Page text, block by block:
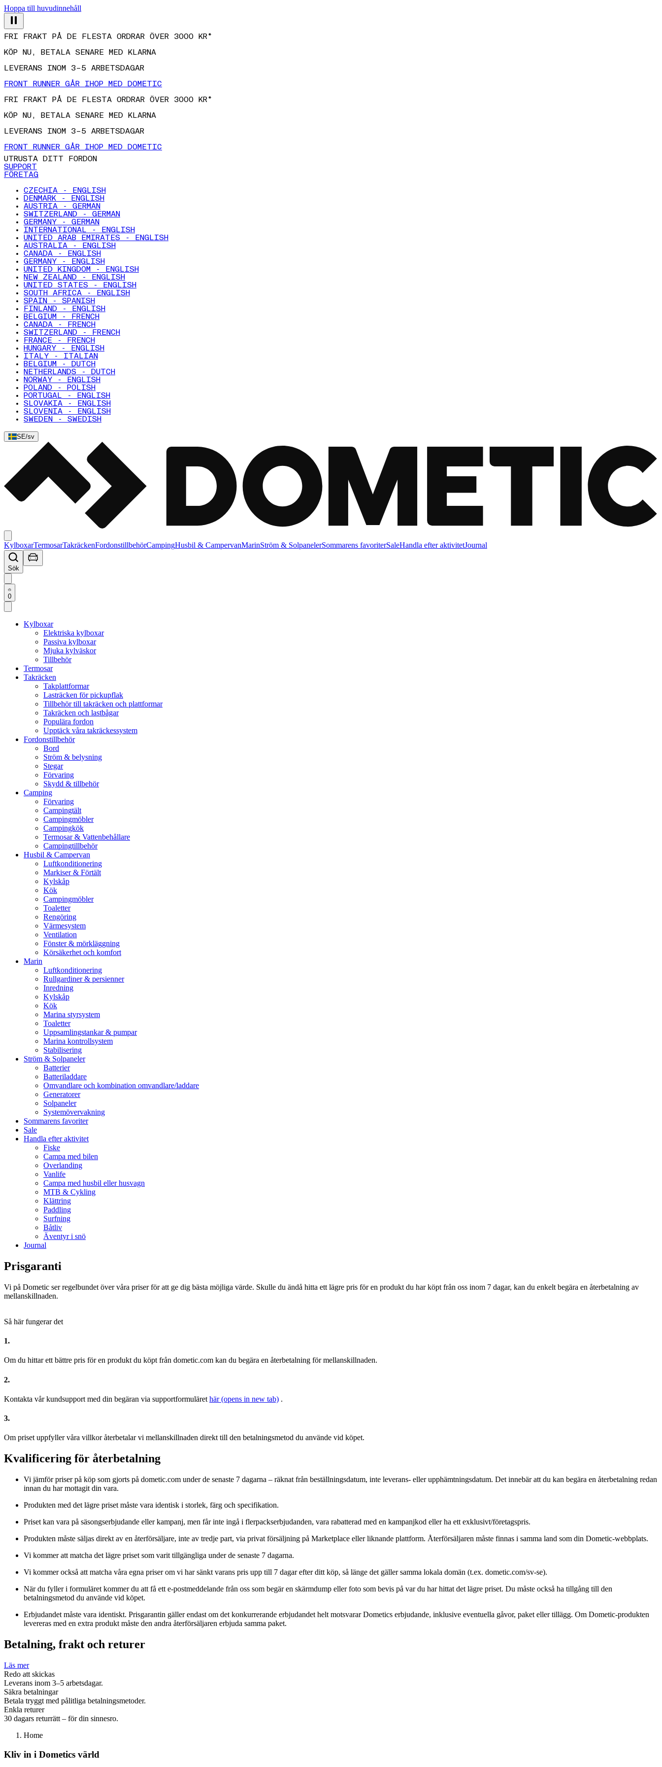
Hoppa till huvudinnehåll
FRI FRAKT PÅ DE FLESTA ORDRAR ÖVER 3000 KR*
KÖP NU, BETALA SENARE MED KLARNA
LEVERANS INOM 3–5 ARBETSDAGAR
FRONT RUNNER GÅR IHOP MED DOMETIC
FRI FRAKT PÅ DE FLESTA ORDRAR ÖVER 3000 KR*
KÖP NU, BETALA SENARE MED KLARNA
LEVERANS INOM 3–5 ARBETSDAGAR
FRONT RUNNER GÅR IHOP MED DOMETIC
UTRUSTA DITT FORDON
SUPPORT
FÖRETAG
CZECHIA - ENGLISH
DENMARK - ENGLISH
AUSTRIA - GERMAN
SWITZERLAND - GERMAN
GERMANY - GERMAN
INTERNATIONAL - ENGLISH
UNITED ARAB EMIRATES - ENGLISH
AUSTRALIA - ENGLISH
CANADA - ENGLISH
GERMANY - ENGLISH
UNITED KINGDOM - ENGLISH
NEW ZEALAND - ENGLISH
UNITED STATES - ENGLISH
SOUTH AFRICA - ENGLISH
SPAIN - SPANISH
FINLAND - ENGLISH
BELGIUM - FRENCH
CANADA - FRENCH
SWITZERLAND - FRENCH
FRANCE - FRENCH
HUNGARY - ENGLISH
ITALY - ITALIAN
BELGIUM - DUTCH
NETHERLANDS - DUTCH
NORWAY - ENGLISH
POLAND - POLISH
PORTUGAL - ENGLISH
SLOVAKIA - ENGLISH
SLOVENIA - ENGLISH
SWEDEN - SWEDISH
SE/sv
KylboxarTermosarTakräckenFordonstillbehörCampingHusbil & CampervanMarinStröm & SolpanelerSommarens favoriterSaleHandla efter aktivitetJournal
Sök
0
Kylboxar
Elektriska kylboxar
Passiva kylboxar
Mjuka kylväskor
Tillbehör
Termosar
Takräcken
Takplattformar
Lasträcken för pickupflak
Tillbehör till takräcken och plattformar
Takräcken och lastbågar
Populära fordon
Upptäck våra takräckessystem
Fordonstillbehör
Bord
Ström & belysning
Stegar
Förvaring
Skydd & tillbehör
Camping
Förvaring
Campingtält
Campingmöbler
Campingkök
Termosar & Vattenbehållare
Campingtillbehör
Husbil & Campervan
Luftkonditionering
Markiser & Förtält
Kylskåp
Kök
Campingmöbler
Toaletter
Rengöring
Värmesystem
Ventilation
Fönster & mörkläggning
Körsäkerhet och komfort
Marin
Luftkonditionering
Rullgardiner & persienner
Inredning
Kylskåp
Kök
Marina styrsystem
Toaletter
Uppsamlingstankar & pumpar
Marina kontrollsystem
Stabilisering
Ström & Solpaneler
Batterier
Batteriladdare
Omvandlare och kombination omvandlare/laddare
Generatorer
Solpaneler
Systemövervakning
Sommarens favoriter
Sale
Handla efter aktivitet
Fiske
Campa med bilen
Overlanding
Vanlife
Campa med husbil eller husvagn
MTB & Cykling
Klättring
Paddling
Surfning
Båtliv
Äventyr i snö
Journal
Prisgaranti
Vi på Dometic ser regelbundet över våra priser för att ge dig bästa möjliga värde. Skulle du ändå hitta ett lägre pris för en produkt du har köpt från oss inom 7 dagar, kan du enkelt begära en återbetalning av
mellanskillnaden.
Så här fungerar det
1.
Om du hittar ett bättre pris för en produkt du köpt från dometic.com kan du begära en återbetalning för mellanskillnaden.
2.
Kontakta vår kundsupport med din begäran via supportformuläret här(opens in new tab) .
3.
Om priset uppfyller våra villkor återbetalar vi mellanskillnaden direkt till den betalningsmetod du använde vid köpet.
Kvalificering för återbetalning
Vi jämför priser på köp som gjorts på dometic.com under de senaste 7 dagarna – räknat från beställningsdatum, inte leverans- eller upphämtningsdatum. Det innebär att du kan begära en återbetalning redan
innan du har mottagit din vara.
Produkten med det lägre priset måste vara identisk i storlek, färg och specifikation.
Priset kan vara på säsongserbjudande eller kampanj, men får inte ingå i flerpackserbjudanden, vara rabatterad med en kampanjkod eller ha ett exklusivt/företagspris.
Produkten måste säljas direkt av en återförsäljare, inte av tredje part, via privat försäljning på Marketplace eller liknande plattform. Återförsäljaren måste finnas i samma land som din Dometic-webbplats.
Vi kommer att matcha det lägre priset som varit tillgängliga under de senaste 7 dagarna.
Vi kommer också att matcha våra egna priser om vi har sänkt varans pris upp till 7 dagar efter ditt köp, så länge det gäller samma lokala domän (t.ex. dometic.com/sv-se).
När du fyller i formuläret kommer du att få ett e-postmeddelande från oss som begär en skärmdump eller foto som bevis på var du har hittat det lägre priset. Du måste också ha tillgång till den
betalningsmetod du använde vid köpet.
Erbjudandet måste vara identiskt. Prisgarantin gäller endast om det konkurrerande erbjudandet helt motsvarar Dometics erbjudande, inklusive eventuella gåvor, paket eller tillägg. Om Dometic-produkten
levereras med en extra produkt måste den andra återförsäljaren erbjuda samma paket.
Betalning, frakt och returer
Läs mer
Redo att skickas
Leverans inom 3–5 arbetsdagar.
Säkra betalningar
Betala tryggt med pålitliga betalningsmetoder.
Enkla returer
30 dagars returrätt – för din sinnesro.
Home
Kliv in i Dometics värld